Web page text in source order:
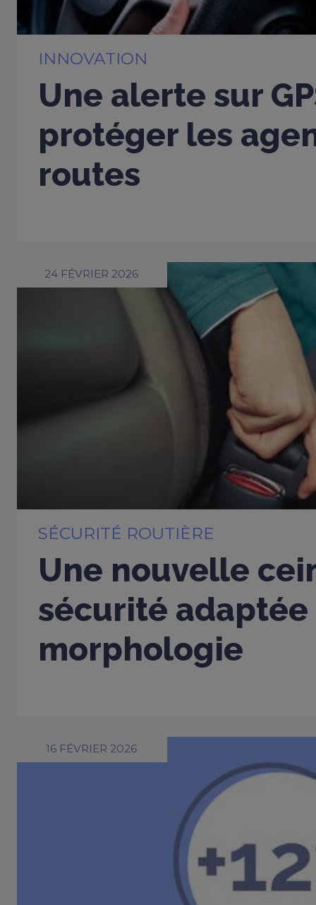
INNOVATION
Une alerte sur
protéger les
routes
24 FÉVRIER 2026
SÉCURITÉ ROUTIÈRE
Une nouvelle
sécurité adaptée
morphologie
16 FÉVRIER 2026